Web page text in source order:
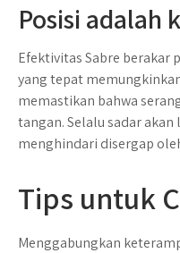
Posisi adalah
Efektivitas Sabre berakar
yang tepat
memastikan bahwa
tangan. Selalu sadar
menghindari disergap
Tips untuk
Menggabungkan